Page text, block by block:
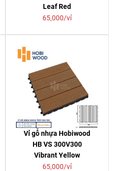
Leaf Red
65,000/vỉ
Vỉ gỗ nhựa Hobiwood
HB VS 300V300
Vibrant Yellow
65,000/vỉ